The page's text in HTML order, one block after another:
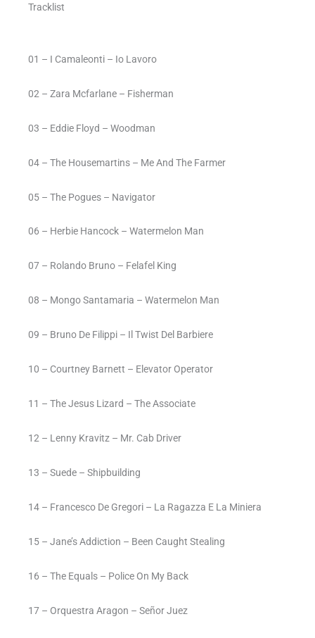
Tracklist
01 – I Camaleonti – Io Lavoro
02 – Zara Mcfarlane – Fisherman
03 – Eddie Floyd – Woodman
04 – The Housemartins – Me And The Farmer
05 – The Pogues – Navigator
06 – Herbie Hancock – Watermelon Man
07 – Rolando Bruno – Felafel King
08 – Mongo Santamaria – Watermelon Man
09 – Bruno De Filippi – Il Twist Del Barbiere
10 – Courtney Barnett – Elevator Operator
11 – The Jesus Lizard – The Associate
12 – Lenny Kravitz – Mr. Cab Driver
13 – Suede – Shipbuilding
14 – Francesco De Gregori – La Ragazza E La Miniera
15 – Jane’s Addiction – Been Caught Stealing
16 – The Equals – Police On My Back
17 – Orquestra Aragon – Señor Juez